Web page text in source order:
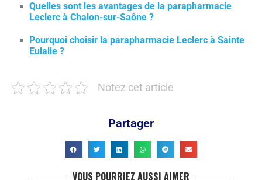
Quelles sont les avantages de la parapharmacie
Leclerc à Chalon-sur-Saône ?
Pourquoi choisir la parapharmacie Leclerc à Sainte
Eulalie ?
Notez cet article
Partager
VOUS POURRIEZ AUSSI AIMER